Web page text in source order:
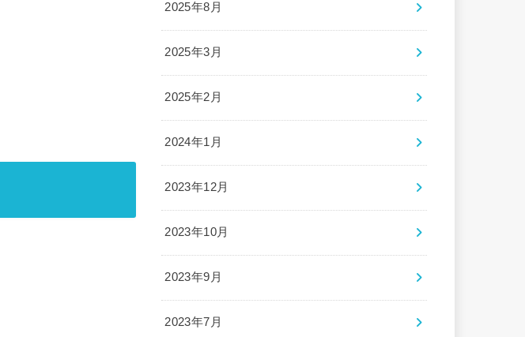
2025年8月
2025年3月
2025年2月
2024年1月
2023年12月
2023年10月
2023年9月
2023年7月